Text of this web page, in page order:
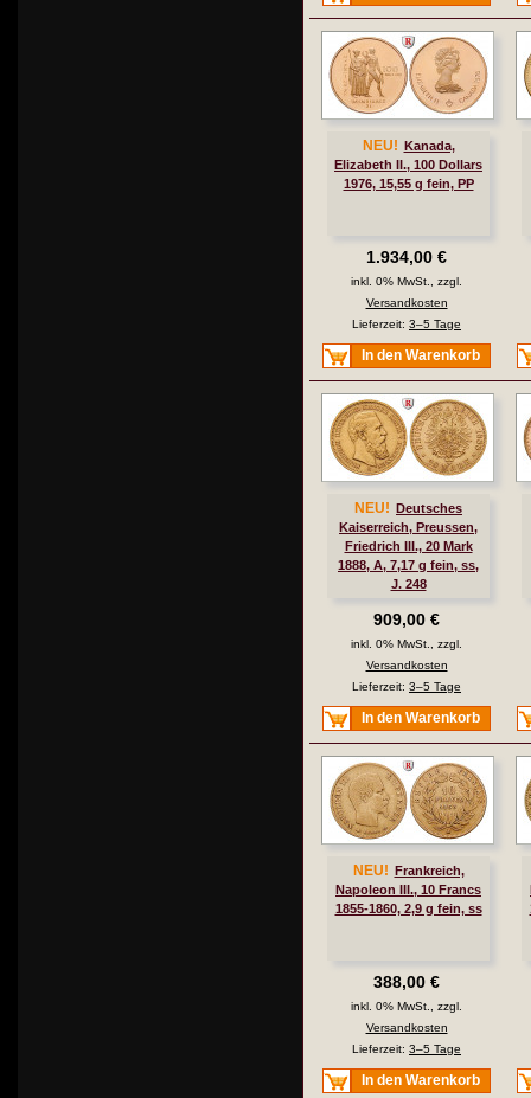
NEU!
Kanada,
Elizabeth II., 100 Dollars
1976, 15,55 g fein, PP
1.934,00 €
inkl. 0% MwSt., zzgl.
Versandkosten
Lieferzeit: 3–5 Tage
In den Warenkorb
NEU!
Deutsches
Kaiserreich, Preussen,
Friedrich III., 20 Mark
1888, A, 7,17 g fein, ss,
J. 248
909,00 €
inkl. 0% MwSt., zzgl.
Versandkosten
Lieferzeit: 3–5 Tage
In den Warenkorb
NEU!
Frankreich,
Napoleon III., 10 Francs
1855-1860, 2,9 g fein, ss
388,00 €
inkl. 0% MwSt., zzgl.
Versandkosten
Lieferzeit: 3–5 Tage
In den Warenkorb